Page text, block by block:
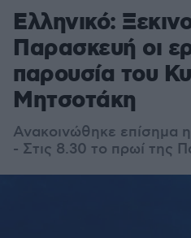
Ελληνικό:
Παρασκευή οι
παρουσία του
Μητσοτάκη
Ανακοινώθηκε επίσημα
- Στις 8.30 το πρωί της